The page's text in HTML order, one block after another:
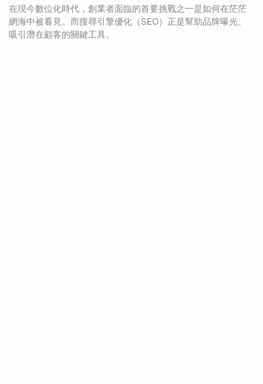
在現今數位化時代，創業者面臨的首要挑戰之一是如何在茫茫
網海中被看見。而搜尋引擎優化（SEO）正是幫助品牌曝光、
吸引潛在顧客的關鍵工具。